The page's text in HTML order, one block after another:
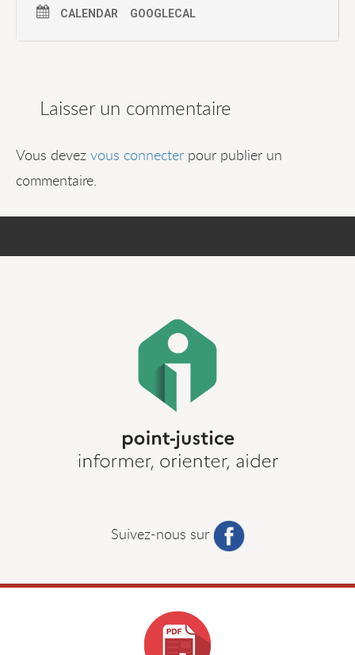
CALENDAR GOOGLECAL
Laisser un commentaire
Vous devez vous connecter pour publier un
commentaire.
Suivez-nous sur